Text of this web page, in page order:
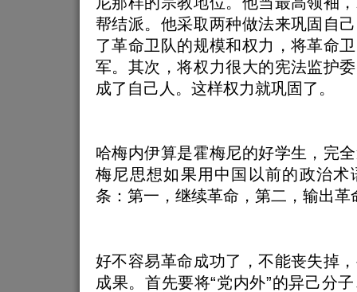
帮结派。他采取两种做法来巩固自
了革命卫队的规模和权力，将革命
军。其次，将权力很大的宪法监护
成了自己人。这样权力就巩固了。
哈梅内伊算是霍梅尼的好学生，完
梅尼思想如果用中国以前的政治术
条：第一，继续革命，第二，输出革
好不容易革命成功了，不能丧失掉
成果。首先要将“党内外”的异己分